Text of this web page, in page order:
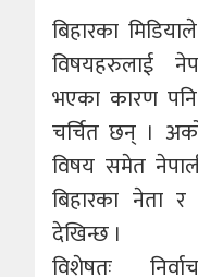
बिहारका
विषयहरुलाई
भएका कारण
चर्चित छन् ।
विषय समेत
बिहारका नेता
देखिन्छ ।
विशेषतः